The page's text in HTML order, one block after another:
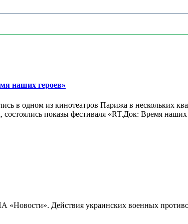
наших героев»
в одном из кинотеатров Парижа в нескольких
состоялись показы фестиваля «RT.Док: Время
Действия украинских военных